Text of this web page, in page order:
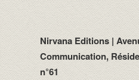
Nirvana Editions |
Communication,
n°61